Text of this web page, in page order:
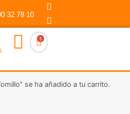
32 78 10
F
c
I
s
1
se ha añadido a tu carrito.